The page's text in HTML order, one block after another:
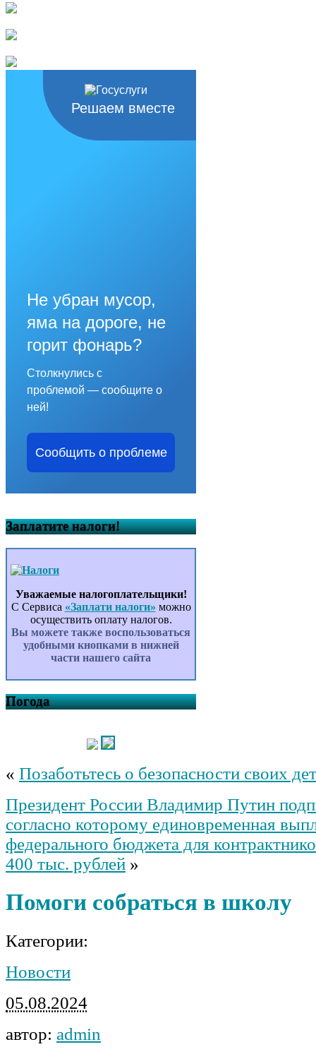
Решаем вместе
Не убран мусор,
яма на дороге, не
горит фонарь?
Столкнулись с
проблемой — сообщите о
ней!
Сообщить о проблеме
Заплатите налоги!
Уважаемые налогоплательщики!
С Сервиса «Заплати налоги» можно
осуществить оплату налогов.
Вы можете также воспользоваться
удобными кнопками в нижней
части нашего сайта
Погода
« Позаботьтесь о безопасности своих
Президент России Владимир Путин
согласно которому единовременная
федерального бюджета для
400 тыс. рублей »
Помоги собраться в школу
Категории:
Новости
05.08.2024
автор: admin